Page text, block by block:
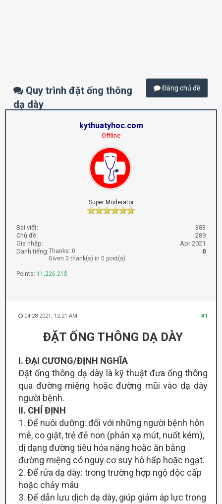
Đăng chủ đề
Quy trình đặt ống thông
dạ dày
kythuatyhoc.com
Offline
Super Moderator
Bài viết:
383
Chủ đề:
289
Gia nhập:
Apr 2021
Danh tiếng:
0
Thanks: 0
Given 0 thank(s) in 0 post(s)
Points: 11,226.21$
#1
04-28-2021, 12:21 AM
ĐẶT ỐNG THÔNG DẠ DÀY
I. ĐẠI CƯƠNG/ĐỊNH NGHĨA
Đặt ống thông dạ dày là kỹ thuật đưa ống thông
qua đường miệng hoặc đường mũi vào dạ dày
người bệnh.
II. CHỈ ĐỊNH
1. Để nuôi dưỡng: đối với những người bệnh hôn
mê, co giật, trẻ đẻ non (phản xạ mút, nuốt kém),
dị dạng đường tiêu hóa nặng hoặc ăn bằng
đường miệng có nguy cơ suy hô hấp hoặc ngạt.
2. Để rửa dạ dày: trong trường hợp ngộ độc cấp
hoặc chảy máu
3. Để dẫn lưu dịch dạ dày, giúp giảm áp lực trong